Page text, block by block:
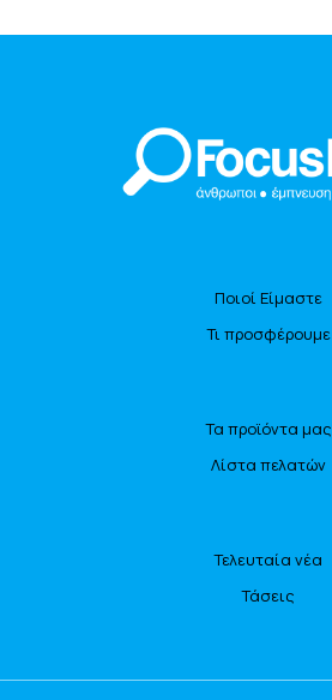
Ποιοί Είμαστε
Τι προσφέρουμε
Τα προϊόντα μας
Λίστα πελατών
Τελευταία νέα
Τάσεις